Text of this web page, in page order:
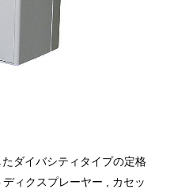
ダイバシティタイプの定格
ィクスプレーヤー , カセッ